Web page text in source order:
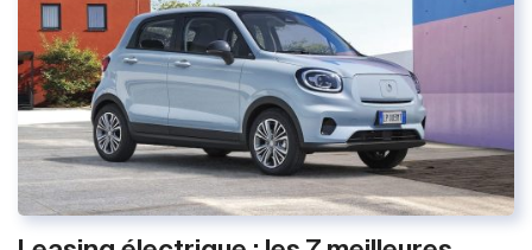
Écologie
Fiches techniques